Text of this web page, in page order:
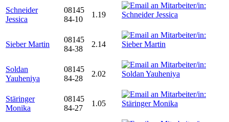
Schneider
Jessica
08145
84-10
1.19
Sieber Martin
08145
84-38
2.14
Soldan
Yauheniya
08145
84-28
2.02
Stäringer
Monika
08145
84-27
1.05